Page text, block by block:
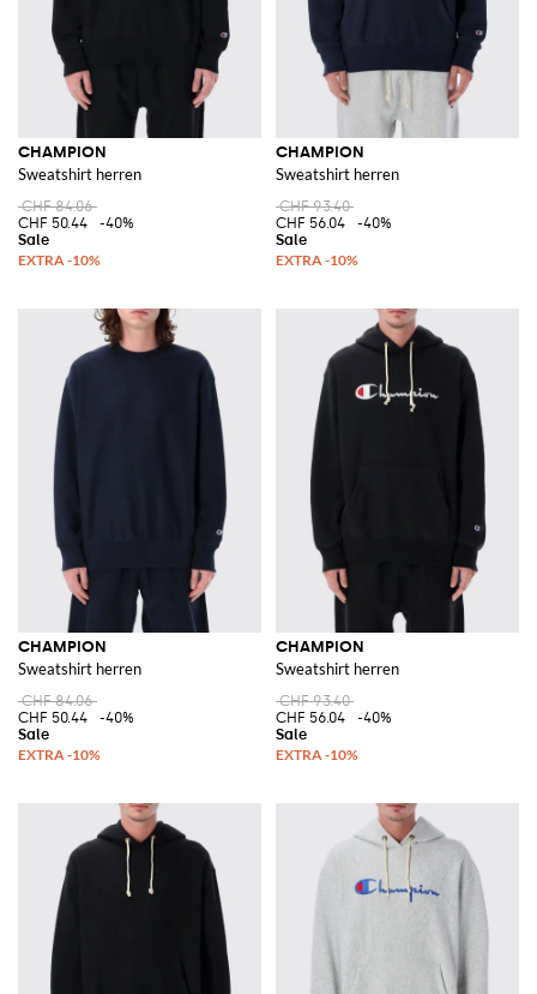
CHAMPION
Sweatshirt herren
CHF 84.06
CHF 50.44
-40%
CHAMPION
Sweatshirt herren
CHF 93.40
CHF 56.04
-40%
CHAMPION
Sweatshirt herren
CHF 84.06
CHF 50.44
-40%
CHAMPION
Sweatshirt herren
CHF 93.40
CHF 56.04
-40%